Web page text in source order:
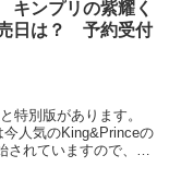
ンプリの紫耀く
日は？ 予約受付
特別版があります。
人気のKing&Princeの
されていますので、お